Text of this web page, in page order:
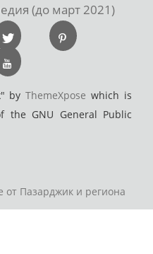
(до март 2021)
byThemeXpose which is
the GNU General Public
от Пазарджик и региона